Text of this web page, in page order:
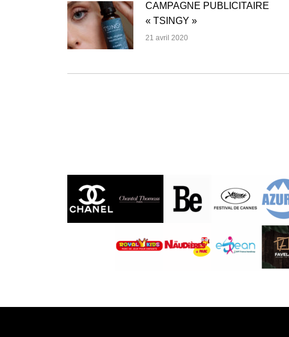
CAMPAGNE PUBLICITAIRE
« TSINGY »
21 avril 2020